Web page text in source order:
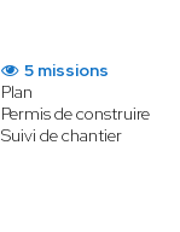
5 missions
Plan
Permis de construire
Suivi de chantier